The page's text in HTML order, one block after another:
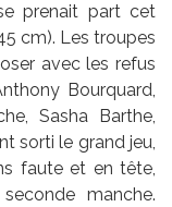
prenait part cet
cm). Les troupes
avec les refus
Bourquard,
Sasha Barthe,
sorti le grand jeu,
faute et en tête,
manche.